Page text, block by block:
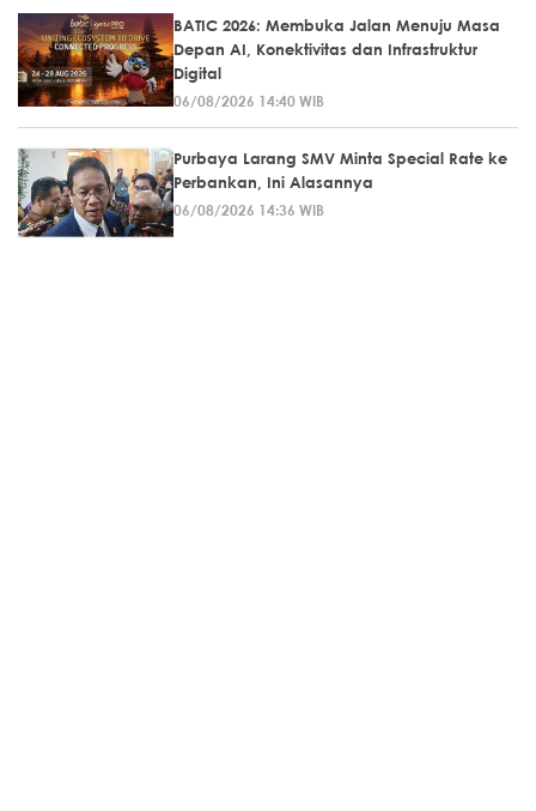
BATIC 2026: Membuka Jalan Menuju Masa
Depan AI, Konektivitas dan Infrastruktur
Digital
06/08/2026 14:40 WIB
Purbaya Larang SMV Minta Special Rate ke
Perbankan, Ini Alasannya
06/08/2026 14:36 WIB